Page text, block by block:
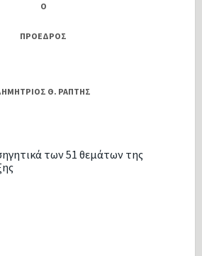
Ο
ΠΡΟΕΔΡΟΣ
Θ. ΡΑΠΤΗΣ
των 51 θεμάτων της